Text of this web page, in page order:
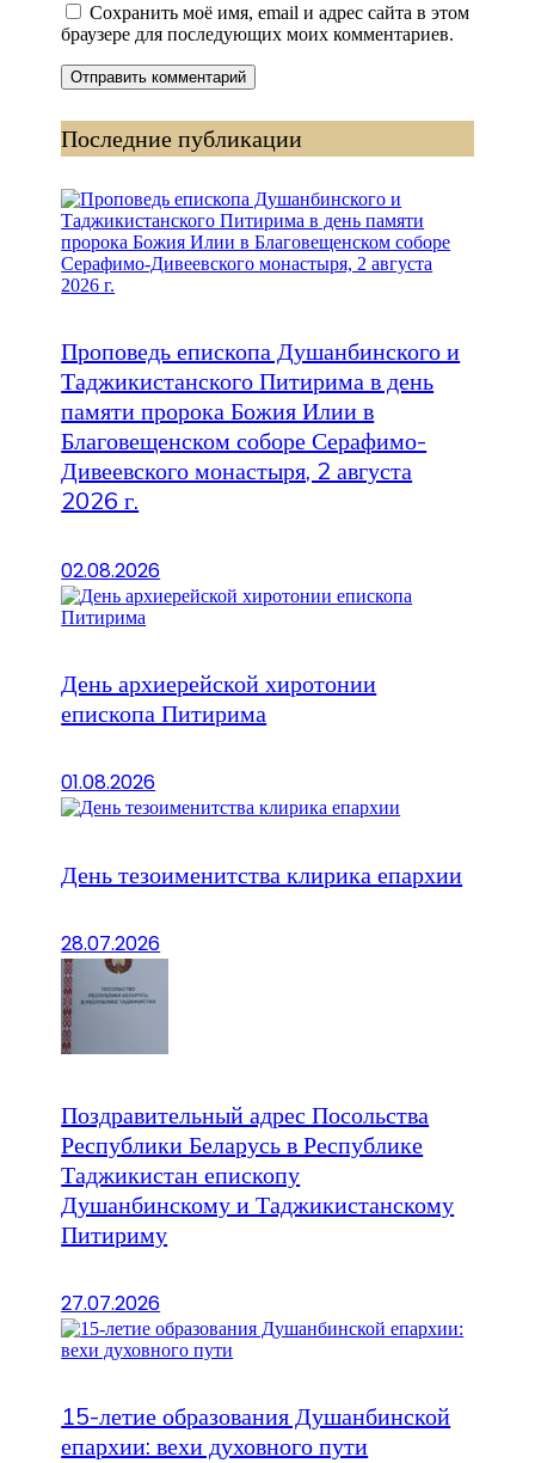
Сохранить моё имя, email и адрес сайта в этом
браузере для последующих моих комментариев.
Последние публикации
Проповедь епископа Душанбинского и
Таджикистанского Питирима в день
памяти пророка Божия Илии в
Благовещенском соборе Серафимо-
Дивеевского монастыря, 2 августа
2026 г.
02.08.2026
День архиерейской хиротонии
епископа Питирима
01.08.2026
День тезоименитства клирика епархии
28.07.2026
Поздравительный адрес Посольства
Республики Беларусь в Республике
Таджикистан епископу
Душанбинскому и Таджикистанскому
Питириму
27.07.2026
15-летие образования Душанбинской
епархии: вехи духовного пути